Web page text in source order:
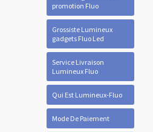
promotion Fluo
Grossiste Lumineux
gadgets Fluo Led
Service Livraison
Lumineux Fluo
Qui Est Lumineux-Fluo
Mode De Paiement